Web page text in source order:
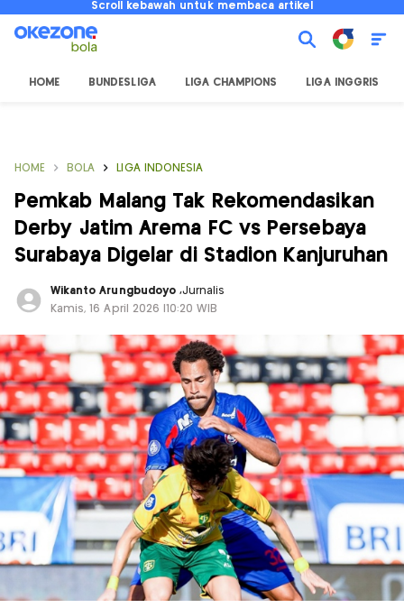
Scroll kebawah untuk membaca artikel
HOME BUNDESLIGA LIGA CHAMPIONS LIGA INGGRIS
HOME BOLA LIGA INDONESIA
Pemkab Malang Tak Rekomendasikan
Derby Jatim Arema FC vs Persebaya
Surabaya Digelar di Stadion Kanjuruhan
Wikanto Arungbudoyo ,Jurnalis
Kamis, 16 April 2026 |10:20 WIB